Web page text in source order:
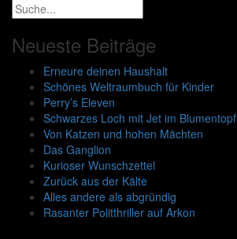
Neueste Beiträge
Erneure deinen Haushalt
Schönes Weltraumbuch für Kinder
Perry’s Eleven
Schwarzes Loch mit Jet im Blumentopf
Von Katzen und hohen Mächten
Das Ganglion
Kurioser Wunschzettel
Zurück aus der Kälte
Alles andere als abgründig
Rasanter Politthriller auf Arkon